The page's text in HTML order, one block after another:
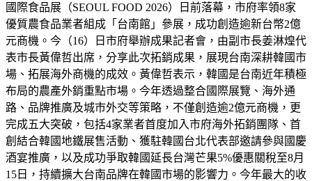
國際食品展（SEOUL FOOD 2026）日前落幕，市府率領8家
優質農食品業者組成「台南館」參展，成功創造逾新台幣2億
元商機。今（16）日市府舉辦成果記者會，由副市長姜淋煌代
表市長黃偉哲出席，分享此次拓銷成果，展現台南深耕韓國市
場、拓展海外商機的成效。黃偉哲表示，韓國是台南近年積極
布局的農產外銷重點市場。今年透過整合國際展覽、海外通
路、品牌推廣及城市外交等策略，不僅創造逾2億元商機，更
完成五大突破，包括4家業者首度加入市府海外拓銷團隊、首
創結合韓國地鐵展售活動、獲駐韓國台北代表部邀請參與國慶
酒宴推廣，以及成功爭取韓國延長台灣芒果5%優惠關稅至8月
15日，持續擴大台南品牌在韓國市場的影響力。今年最大的收